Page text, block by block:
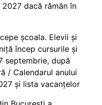
dacă rămân în
școala. Elevii și
încep cursurile și
septembrie, după
/ Calendarul anului
și lista vacanțelor